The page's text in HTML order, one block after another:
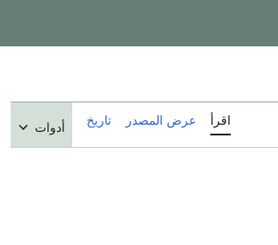
اقرأ عرض المصدر تاريخ أدوات